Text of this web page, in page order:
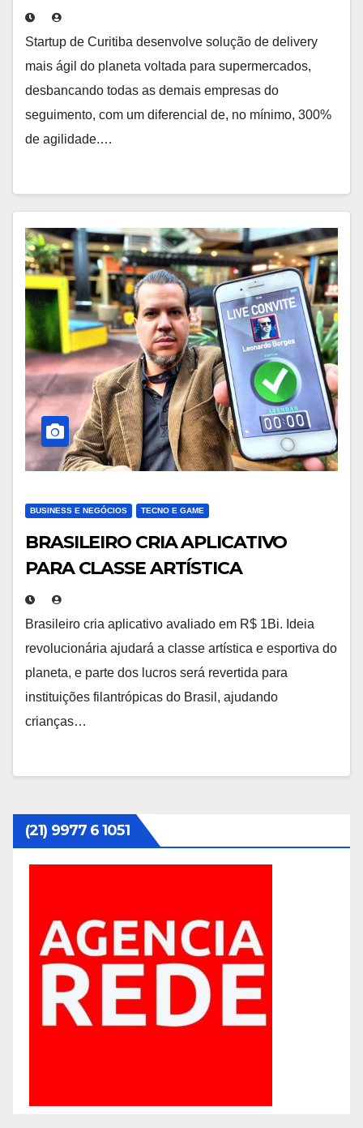
DELIVERY MAIS ÁGIL DO PLANETA
Startup de Curitiba desenvolve solução de delivery
mais ágil do planeta voltada para supermercados,
desbancando todas as demais empresas do
seguimento, com um diferencial de, no mínimo, 300%
de agilidade.…
BUSINESS E NEGÓCIOS TECNO E GAME
BRASILEIRO CRIA APLICATIVO
PARA CLASSE ARTÍSTICA
AVALIADO EM R$1BI
Brasileiro cria aplicativo avaliado em R$ 1Bi. Ideia
revolucionária ajudará a classe artística e esportiva do
planeta, e parte dos lucros será revertida para
instituições filantrópicas do Brasil, ajudando
crianças…
(21) 9977 6 1051